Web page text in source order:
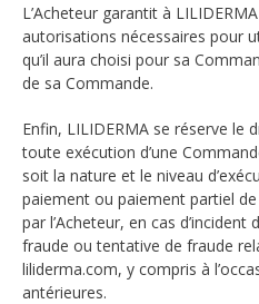
L’Acheteur garantit à
autorisations nécessaires pour
qu’il aura choisi pour sa
de sa Commande.
Enfin, LILIDERMA se réserve le
toute exécution d’une
soit la nature et le niveau
paiement ou paiement partiel
par l’Acheteur, en cas
fraude ou tentative de fraude
liliderma.com, y compris à
antérieures.